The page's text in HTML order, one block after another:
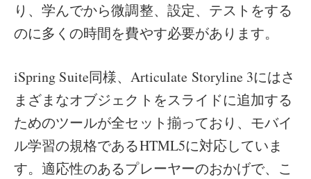
り、学んでから微調整、設定、テストをする
のに多くの時間を費やす必要があります。
iSpring Suite同様、Articulate Storyline 3にはさ
まざまなオブジェクトをスライドに追加する
ためのツールが全セット揃っており、モバイ
ル学習の規格であるHTML5に対応していま
す。適応性のあるプレーヤーのおかげで、こ